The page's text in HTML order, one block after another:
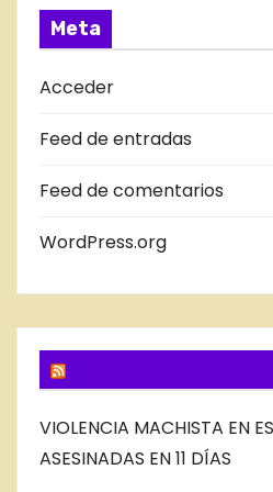
D
A
D
B
O
G
Meta
Acceder
Feed de entradas
Feed de comentarios
WordPress.org
VIOLENCIA MACHISTA EN
ASESINADAS EN 11 DÍAS